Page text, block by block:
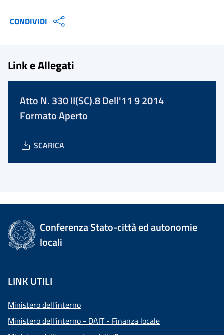
CONDIVIDI
Link e Allegati
Atto N. 330 II(SC).8 Dell'11 9 2014
Formato Aperto
SCARICA
Conferenza Stato-città ed autonomie
locali
LINK UTILI
Ministero dell'interno
Ministero dell'interno - DAIT - Finanza locale